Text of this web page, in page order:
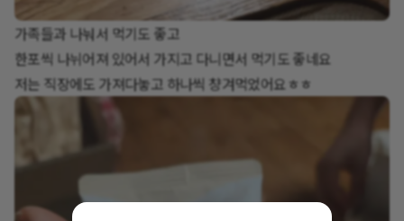
가족들과 나눠서 먹기도 좋고
한포씩 나뉘어져 있어서 가지고 다니면서 먹기도 좋네요
저는 직장에도 가져다놓고 하나씩 챵겨먹었어요ㅎㅎ